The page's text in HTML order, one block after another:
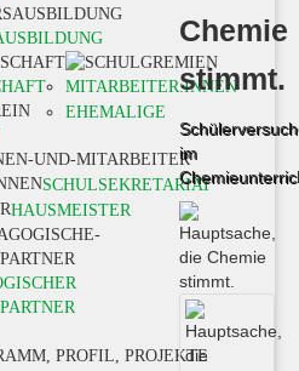
Chemie
stimmt.
im
MITARBEITER:INNEN
SCHULSEKRETARIAT
HAUSMEISTER
EHEMALIGE
PROFIL, PROJEKTE